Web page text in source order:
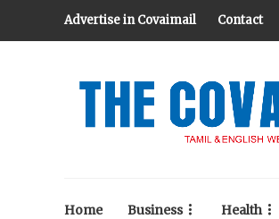
Advertise in Covaimail Contact
Home Business Health